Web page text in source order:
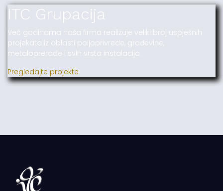
ITC Grupacija
Već godinama naša firma realizuje veliki broj uspješnih
projekata iz oblasti poljoprivrede, građevine,
metaloprerade i svih vrsta instalacija.
Pregledajte projekte